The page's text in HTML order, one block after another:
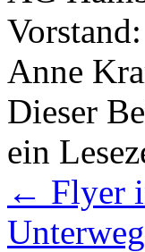
Anne
Dieser
ein
← Flyer